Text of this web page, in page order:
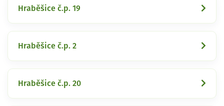
Hraběšice č.p. 19
Hraběšice č.p. 2
Hraběšice č.p. 20